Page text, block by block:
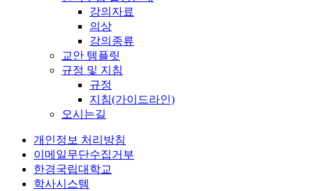
강의자료
의상
강의종류
교안 템플릿
규정 및 지침
규정
지침(가이드라인)
오시는길
개인정보 처리방침
이메일무단수집거부
한경국립대학교
학사시스템